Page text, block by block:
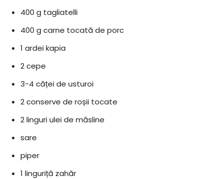
400 g tagliatelli
400 g carne tocată de porc
1 ardei kapia
2 cepe
3-4 căței de usturoi
2 conserve de roșii tocate
2 linguri ulei de măsline
sare
piper
1 linguriță zahăr